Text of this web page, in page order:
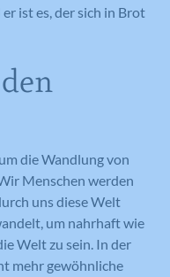
ist es, der sich in Brot
die Wandlung von
Menschen werden
uns diese Welt
um nahrhaft wie
Welt zu sein. In der
mehr gewöhnliche